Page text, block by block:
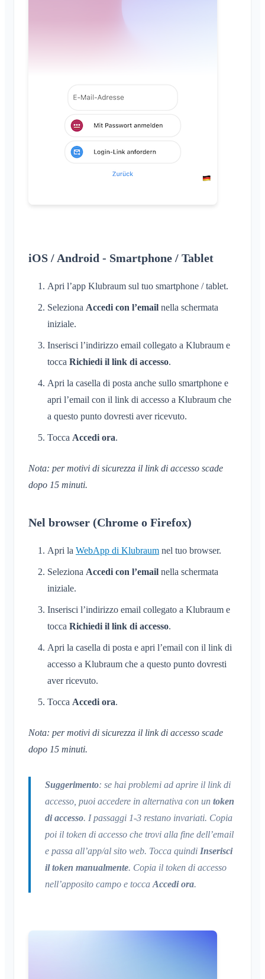
iOS / Android - Smartphone / Tablet
Apri l’app Klubraum sul tuo smartphone / tablet.
Seleziona Accedi con l’email nella schermata
iniziale.
Inserisci l’indirizzo email collegato a Klubraum e
tocca Richiedi il link di accesso.
Apri la casella di posta anche sullo smartphone e
apri l’email con il link di accesso a Klubraum che
a questo punto dovresti aver ricevuto.
Tocca Accedi ora.
Nota: per motivi di sicurezza il link di accesso scade
dopo 15 minuti.
Nel browser (Chrome o Firefox)
Apri la WebApp di Klubraum nel tuo browser.
Seleziona Accedi con l’email nella schermata
iniziale.
Inserisci l’indirizzo email collegato a Klubraum e
tocca Richiedi il link di accesso.
Apri la casella di posta e apri l’email con il link di
accesso a Klubraum che a questo punto dovresti
aver ricevuto.
Tocca Accedi ora.
Nota: per motivi di sicurezza il link di accesso scade
dopo 15 minuti.
Suggerimento: se hai problemi ad aprire il link di
accesso, puoi accedere in alternativa con un token
di accesso. I passaggi 1-3 restano invariati. Copia
poi il token di accesso che trovi alla fine dell’email
e passa all’app/al sito web. Tocca quindi Inserisci
il token manualmente. Copia il token di accesso
nell’apposito campo e toccaAccedi ora.